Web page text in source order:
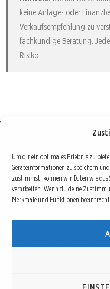
Um dir ein optimales Erlebnis zu
Geräteinformationen zu speichern
zustimmst, können wir Daten wie das
verarbeiten. Wenn du deine
Merkmale und Funktionen
keine Anlage- oder
Verkaufsempfehlung zu
fachkundige Beratung.
Risiko.
Börse : lokal,
Erfolgreiche Börsengeschäfte
richtige Interpretationen und
auch die redaktionelle Leitlinie von
Hinter Börse Global steht ein Team
seit Jahrzehnten Börse in all ihren
interessierten Lesern und
Entwicklungen, Tendenzen,